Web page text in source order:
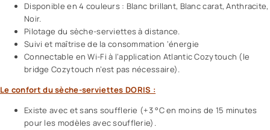
Disponible en 4 couleurs : Blanc brillant, Blanc carat, Anthracite,
Noir.
Pilotage du sèche-serviettes à distance.
Suivi et maîtrise de la consommation ‘énergie
Connectable en Wi-Fi à l’application Atlantic Cozytouch (le
bridge Cozytouch n’est pas nécessaire).
Le confort du sèche-serviettes DORIS :
Existe avec et sans soufflerie (+3 °C en moins de 15 minutes
pour les modèles avec soufflerie).